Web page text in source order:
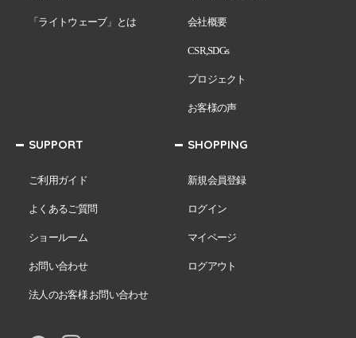
「ライトウェーブ」とは 会社概要
CSR,SDGs
プロジェクト
お客様の声
SUPPORT
ご利用ガイド
よくあるご質問
ショールーム
お問い合わせ
法人のお客様 お問い合わせ
SHOPPING
新規会員登録
ログイン
マイページ
ログアウト